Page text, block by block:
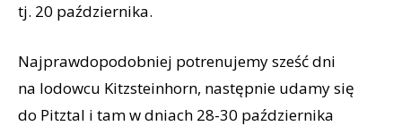
tj. 20 października.
Najprawdopodobniej potrenujemy sześć dni
na lodowcu Kitzsteinhorn, następnie udamy się
do Pitztal i tam w dniach 28-30 października